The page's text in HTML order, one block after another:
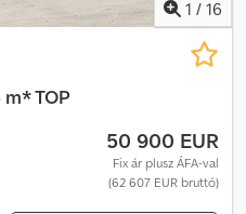
1 / 16
m* TOP
50 900 EUR
Fix ár plusz ÁFA-val
(62 607 EUR bruttó)